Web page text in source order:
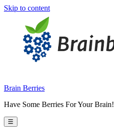
Skip to content
Brain Berries
Have Some Berries For Your Brain!
☰